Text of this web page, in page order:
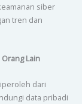
siber
tren dan
Lain
dari
data pribadi